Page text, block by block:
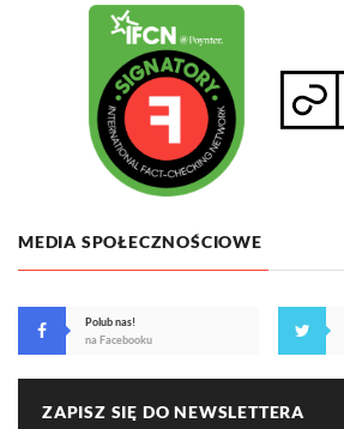
MEDIA SPOŁECZNOŚCIOWE
Polub nas!
na Facebooku
ZAPISZ SIĘ DO NEWSLETTERA